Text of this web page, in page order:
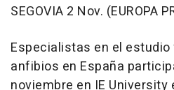
SEGOVIA 2 Nov. (EUROPA
Especialistas en el
anfibios en España
noviembre en IE